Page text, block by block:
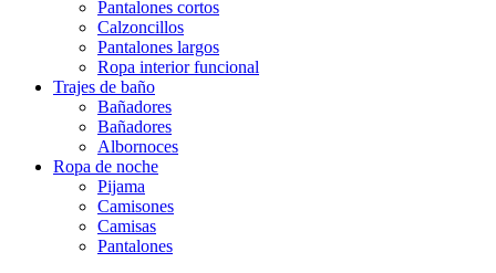
Pantalones cortos
Calzoncillos
Pantalones largos
Ropa interior funcional
Trajes de baño
Bañadores
Bañadores
Albornoces
Ropa de noche
Pijama
Camisones
Camisas
Pantalones